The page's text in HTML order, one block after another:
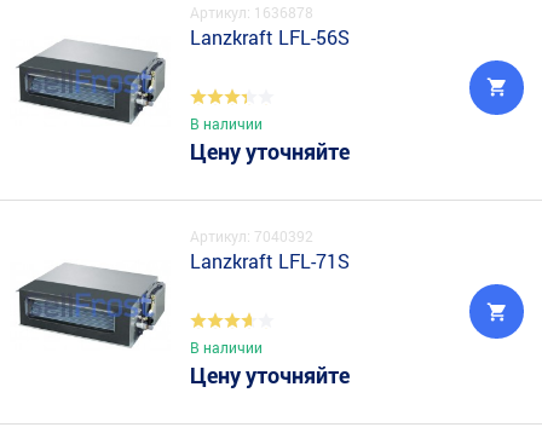
Артикул: 1636878
Lanzkraft LFL-56S
В наличии
Цену уточняйте
Артикул: 7040392
Lanzkraft LFL-71S
В наличии
Цену уточняйте